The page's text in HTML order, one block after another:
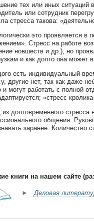
тех или иных ситуаций
или сотрудник
стресса такова:
это проявляется в
Стресс на работе
новшеств и др.), но
и как долго она может
есть индивидуальный
другие нет, так как даже
и могут работать с полной
«стресс
долговременного стресса
общения.
заранее. Количество
книги на нашем сайте
► Деловая